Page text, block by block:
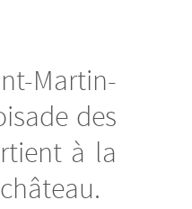
Martin-
des
à la